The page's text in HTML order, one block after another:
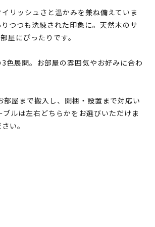
リッシュさと温かみを兼ね備えていま
つつも洗練された印象に。天然木のサ
屋にぴったりです。
色展開。お部屋の雰囲気やお好みに合わ
屋まで搬入し、開梱・設置まで対応い
ルは左右どちらかをお選びいただけま
い。